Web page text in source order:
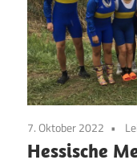
7. Oktober 2022
Hessische